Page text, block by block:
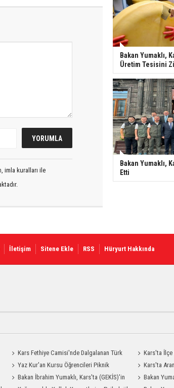
imla kuralları ile
Bakan Yumaklı,
Üretim Tesisini
Bakan Yumaklı,
Etti
İletişim Sitene Ekle RSS Hüryurt Hakkında
Kars Fethiye Camisi'nde Dalgalanan Türk
Bayrağı Görenlerin Beğenisini Topladı
Kars'ta
Değerlendirme
Yaz Kur'an Kursu Öğrencileri Piknik
Coşkusu Yaşadı
Kars'ta
Bakan İbrahim Yumaklı, Kars'ta (GEKİS)'in
Bakan